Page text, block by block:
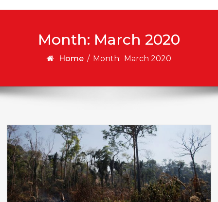
Month: March 2020
Home / Month: March 2020